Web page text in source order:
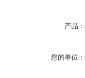
产品：
您的单位：